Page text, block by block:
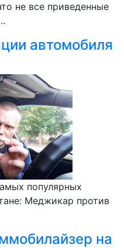
не все приведенные
автомобиля
популярных
Меджикар против
на